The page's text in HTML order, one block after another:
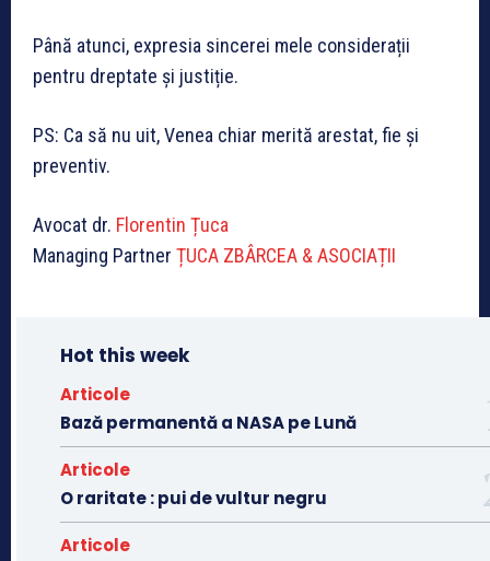
Până atunci, expresia sincerei mele considerații
pentru dreptate și justiție.
PS: Ca să nu uit, Venea chiar merită arestat, fie și
preventiv.
Avocat dr. Florentin Țuca
Managing Partner ȚUCA ZBÂRCEA & ASOCIAȚII
Hot this week
Articole
Bază permanentă a NASA pe Lună
Articole
O raritate : pui de vultur negru
Articole